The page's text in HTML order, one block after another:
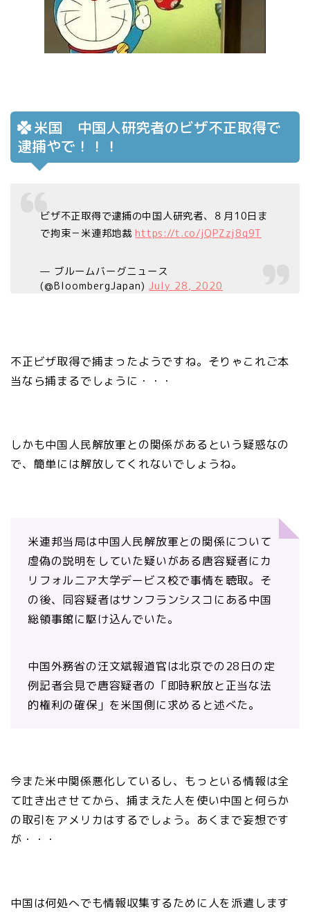
米国 中国人研究者のビザ不正取得で
逮捕やで！！！
ビザ不正取得で逮捕の中国人研究者、８月10日ま
で拘束－米連邦地裁 https://t.co/jQPZzj8q9T
— ブルームバーグニュース
(@BloombergJapan)July 28, 2020
不正ビザ取得で捕まったようですね。そりゃこれご本
当なら捕まるでしょうに・・・
しかも中国人民解放軍との関係があるという疑惑なの
で、簡単には解放してくれないでしょうね。
米連邦当局は中国人民解放軍との関係について
虚偽の説明をしていた疑いがある唐容疑者にカ
リフォルニア大学デービス校で事情を聴取。そ
の後、同容疑者はサンフランシスコにある中国
総領事館に駆け込んでいた。
中国外務省の汪文斌報道官は北京での28日の定
例記者会見で唐容疑者の「即時釈放と正当な法
的権利の確保」を米国側に求めると述べた。
今また米中関係悪化しているし、もっといる情報は全
て吐き出させてから、捕まえた人を使い中国と何らか
の取引をアメリカはするでしょう。あくまで妄想です
が・・・
中国は何処へでも情報収集するために人を派遣します